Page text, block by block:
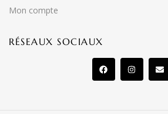
Mon compte
RÉSEAUX SOCIAUX